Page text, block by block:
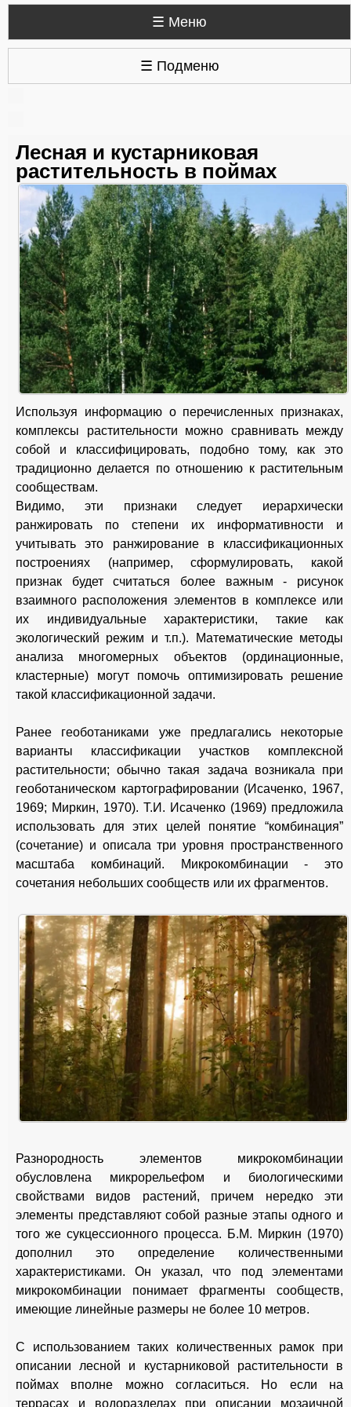
☰ Меню
☰ Подменю
Лесная и кустарниковая
растительность в поймах
Используя информацию о перечисленных признаках,
комплексы растительности можно сравнивать между
собой и классифицировать, подобно тому, как это
традиционно делается по отношению к растительным
сообществам.
Видимо, эти признаки следует иерархически
ранжировать по степени их информативности и
учитывать это ранжирование в классификационных
построениях (например, сформулировать, какой
признак будет считаться более важным - рисунок
взаимного расположения элементов в комплексе или
их индивидуальные характеристики, такие как
экологический режим и т.п.). Математические методы
анализа многомерных объектов (ординационные,
кластерные) могут помочь оптимизировать решение
такой классификационной задачи.
Ранее геоботаниками уже предлагались некоторые
варианты классификации участков комплексной
растительности; обычно такая задача возникала при
геоботаническом картографировании (Исаченко, 1967,
1969; Миркин, 1970). Т.И. Исаченко (1969) предложила
использовать для этих целей понятие “комбинация”
(сочетание) и описала три уровня пространственного
масштаба комбинаций. Микрокомбинации - это
сочетания небольших сообществ или их фрагментов.
Разнородность элементов микрокомбинации
обусловлена микрорельефом и биологическими
свойствами видов растений, причем нередко эти
элементы представляют собой разные этапы одного и
того же сукцессионного процесса. Б.М. Миркин (1970)
дополнил это определение количественными
характеристиками. Он указал, что под элементами
микрокомбинации понимает фрагменты сообществ,
имеющие линейные размеры не более 10 метров.
С использованием таких количественных рамок при
описании лесной и кустарниковой растительности в
поймах вполне можно согласиться. Но если на
террасах и водоразделах при описании мозаичной